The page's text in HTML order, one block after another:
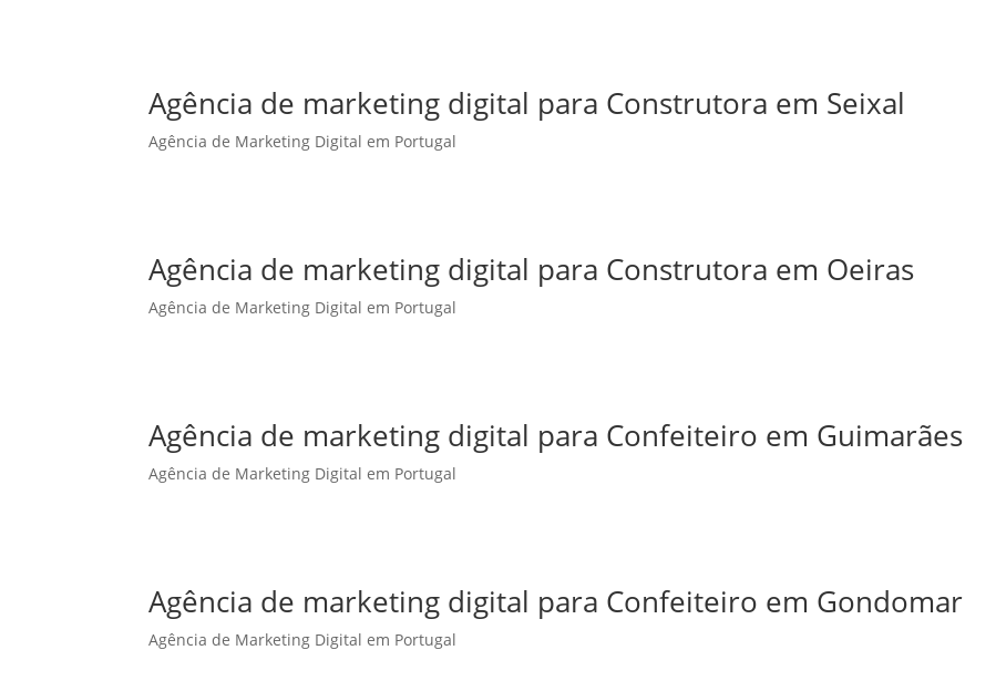
Agência de marketing digital para Construtora em Seixal
Agência de Marketing Digital em Portugal
Agência de marketing digital para Construtora em Oeiras
Agência de Marketing Digital em Portugal
Agência de marketing digital para Confeiteiro em Guimarães
Agência de Marketing Digital em Portugal
Agência de marketing digital para Confeiteiro em Gondomar
Agência de Marketing Digital em Portugal